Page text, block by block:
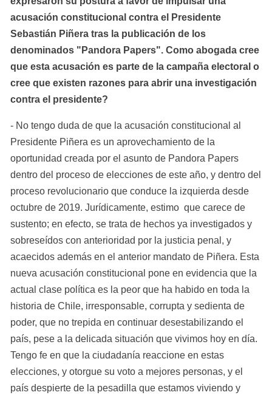
acusación constitucional contra el Presidente
Sebastián Piñera tras la publicación de los
denominados "Pandora Papers". Como abogada cree
que esta acusación es parte de la campaña electoral o
cree que existen razones para abrir una investigación
contra el presidente?
- No tengo duda de que la acusación constitucional al
Presidente Piñera es un aprovechamiento de la
oportunidad creada por el asunto de Pandora Papers
dentro del proceso de elecciones de este año, y dentro del
proceso revolucionario que conduce la izquierda desde
octubre de 2019. Jurídicamente, estimo  que carece de
sustento; en efecto, se trata de hechos ya investigados y
sobreseídos con anterioridad por la justicia penal, y
acaecidos además en el anterior mandato de Piñera. Esta
nueva acusación constitucional pone en evidencia que la
actual clase política es la peor que ha habido en toda la
historia de Chile, irresponsable, corrupta y sedienta de
poder, que no trepida en continuar desestabilizando el
país, pese a la delicada situación que vivimos hoy en día.
Tengo fe en que la ciudadanía reaccione en estas
elecciones, y otorgue su voto a mejores personas, y el
país despierte de la pesadilla que estamos viviendo y